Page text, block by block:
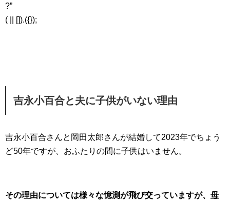
?”
( || []).({});
吉永小百合と夫に子供がいない理由
吉永小百合さんと岡田太郎さんが結婚して2023年でちょう
ど50年ですが、おふたりの間に子供はいません。
その理由については様々な憶測が飛び交っていますが、 母